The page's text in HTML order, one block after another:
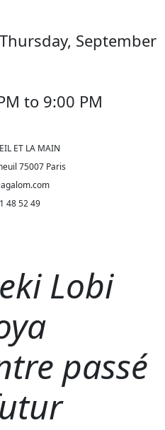
September
to 9:00 PM
ET LA MAIN
75007 Paris
48 52 49
Lobi
passé